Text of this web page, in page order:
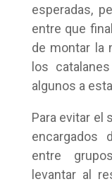
esperadas,
entre que
de montar la
los
algunos a
Para evitar el
encargados
entre
levantar al